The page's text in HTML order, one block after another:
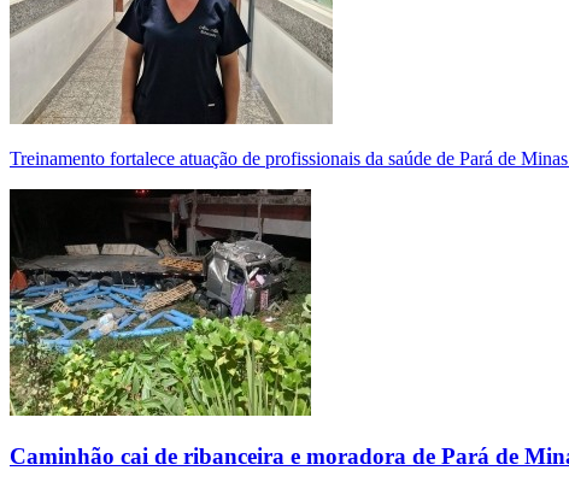
Treinamento fortalece atuação de profissionais da saúde de Pará de
Caminhão cai de ribanceira e moradora de Pará de